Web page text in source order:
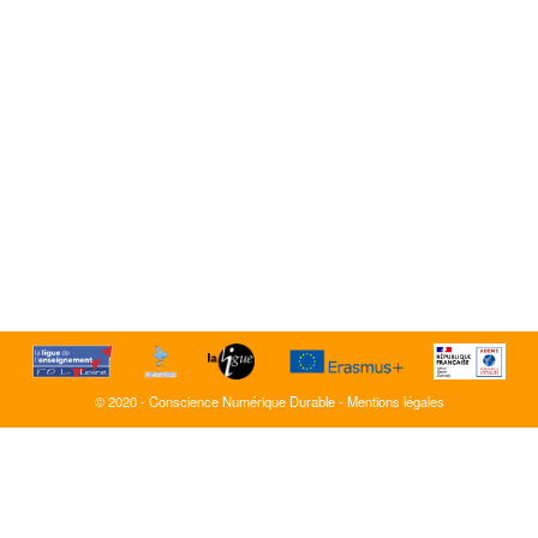
© 2020 - Conscience Numérique Durable -Mentions légales